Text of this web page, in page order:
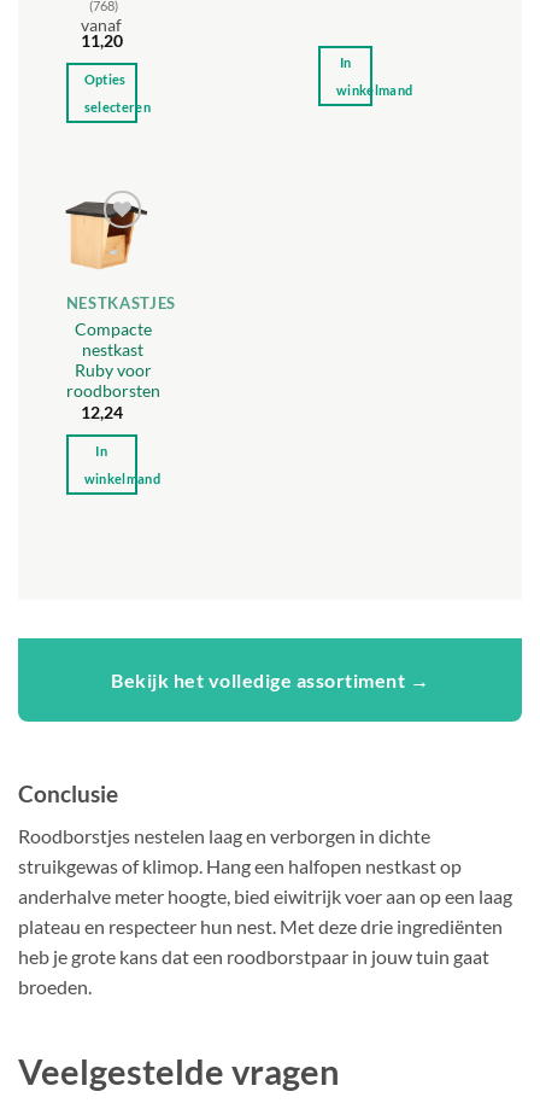
4.88uit 5
(768)
vanaf
11,20
Opties
selecteren
meerdere
variaties.
Deze
kan
gekozen
worden
op
de
productpagina
In
winkelmand
Toevoegen
aan
NESTKASTJES
Compacte
nestkast
Ruby voor
roodborsten
12,24
In
winkelmand
Bekijk het volledige assortiment →
Conclusie
Roodborstjes nestelen laag en verborgen in dichte
struikgewas of klimop. Hang een halfopen nestkast op
anderhalve meter hoogte, bied eiwitrijk voer aan op een laag
plateau en respecteer hun nest. Met deze drie ingrediënten
heb je grote kans dat een roodborstpaar in jouw tuin gaat
broeden.
Veelgestelde vragen